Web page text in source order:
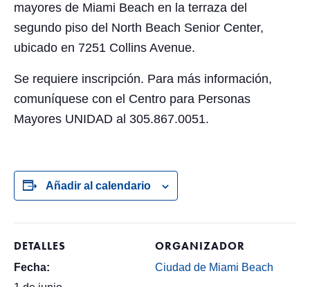
mayores de Miami Beach en la terraza del
segundo piso del North Beach Senior Center,
ubicado en 7251 Collins Avenue.
Se requiere inscripción. Para más información,
comuníquese con el Centro para Personas
Mayores UNIDAD al 305.867.0051.
Añadir al calendario
DETALLES
Fecha:
ORGANIZADOR
Ciudad de Miami Beach